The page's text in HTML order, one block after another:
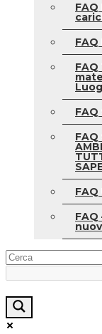
FAQ
FAQ
FAQ